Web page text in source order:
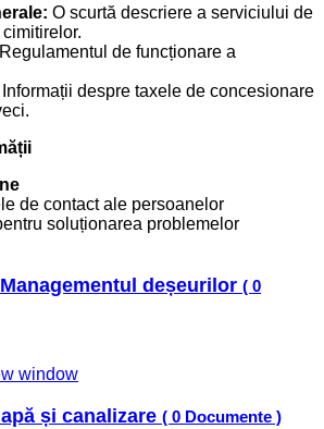
O scurtă descriere a serviciului de
Regulamentul de funcționare a
Informații despre taxele de concesionare
de contact ale persoanelor
soluționarea problemelor
deșeurilor ( 0
window
și canalizare ( 0 Documente )